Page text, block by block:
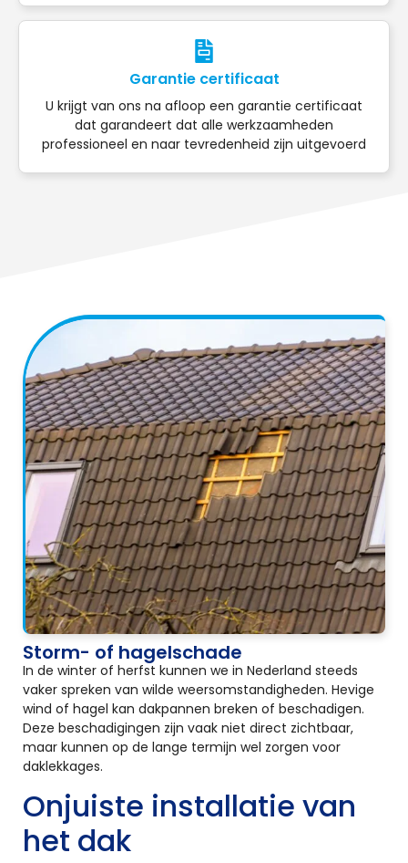
Garantie certificaat
U krijgt van ons na afloop een garantie certificaat
dat garandeert dat alle werkzaamheden
professioneel en naar tevredenheid zijn uitgevoerd
Storm- of hagelschade
In de winter of herfst kunnen we in Nederland steeds
vaker spreken van wilde weersomstandigheden. Hevige
wind of hagel kan dakpannen breken of beschadigen.
Deze beschadigingen zijn vaak niet direct zichtbaar,
maar kunnen op de lange termijn wel zorgen voor
daklekkages.
Onjuiste installatie van
het dak